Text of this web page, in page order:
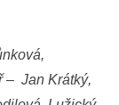
– Jan Krátký,